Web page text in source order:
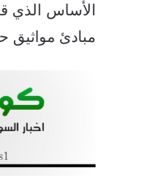
الأساس الذي
مبادئ مواثيق